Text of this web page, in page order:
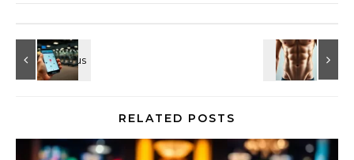
RELATED POSTS